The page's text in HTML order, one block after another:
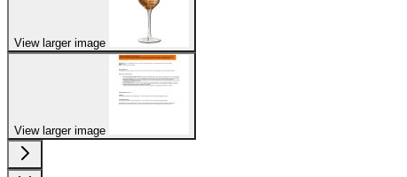
View larger image
View larger image